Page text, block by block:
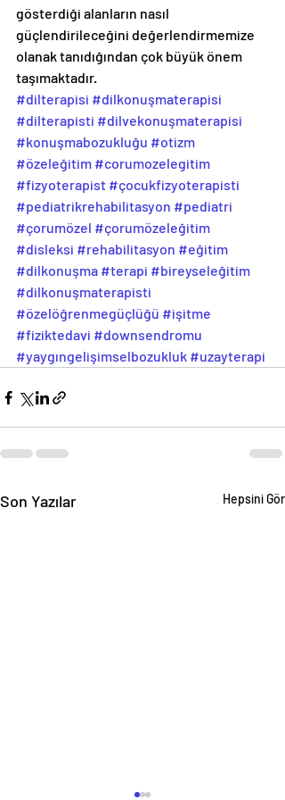
gösterdiği alanların nasıl
güçlendirileceğini değerlendirmemize
olanak tanıdığından çok büyük önem
taşımaktadır.
#dilterapisi #dilkonuşmaterapisi
#dilterapisti #dilvekonuşmaterapisi
#konuşmabozukluğu #otizm
#özeleğitim #corumozelegitim
#fizyoterapist #çocukfizyoterapisti
#pediatrikrehabilitasyon #pediatri
#çorumözel #çorumözeleğitim
#disleksi #rehabilitasyon #eğitim
#dilkonuşma #terapi #bireyseleğitim
#dilkonuşmaterapisti
#özelöğrenmegüçlüğü #işitme
#fiziktedavi #downsendromu
#yaygıngelişimselbozukluk #uzayterapi
Son Yazılar Hepsini Gör